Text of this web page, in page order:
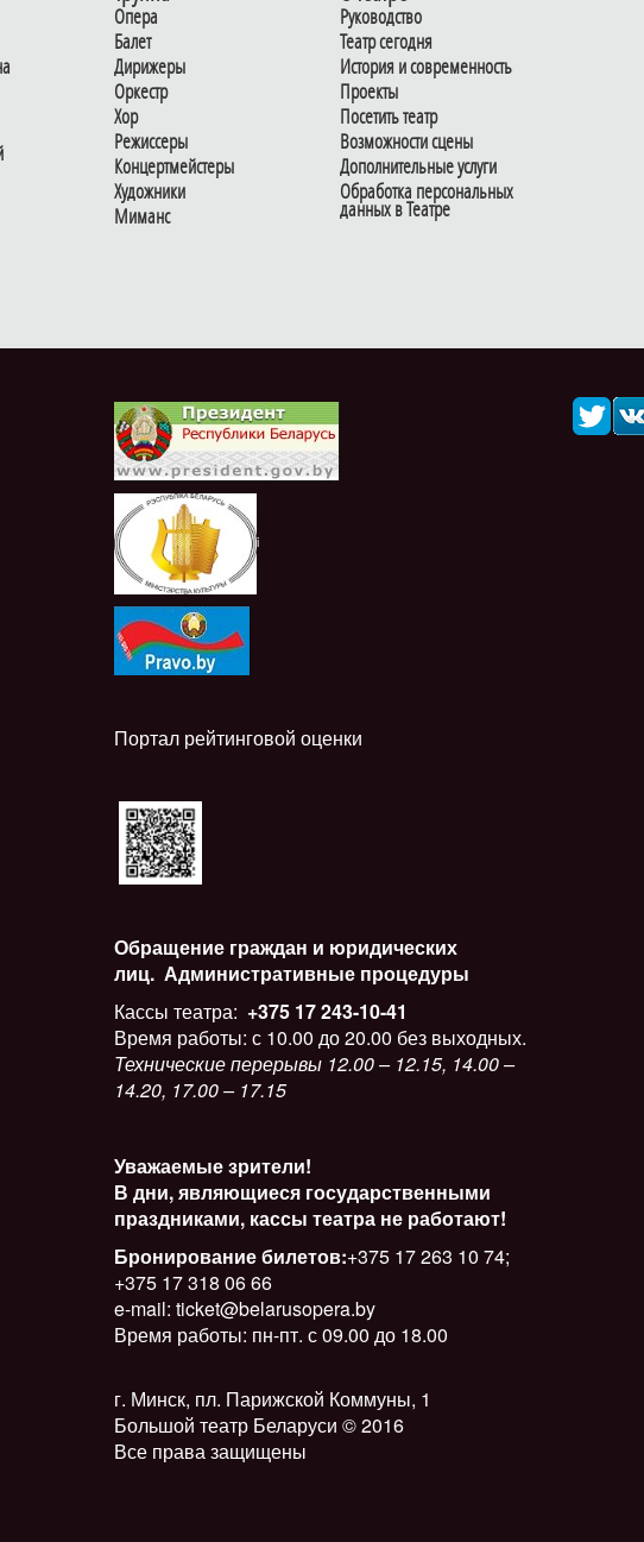
Опера
Балет
Дирижеры
Оркестр
Хор
Режиссеры
Концертмейстеры
Художники
Миманс
Руководство
Театр сегодня
История и современность
Проекты
Посетить театр
Возможности сцены
Дополнительные услуги
Обработка персональных
данных в Театре
i
Портал рейтинговой оценки
Обращение граждан и юридических
лиц. Административные процедуры
Кассы театра: +375 17 243-10-41
Время работы: с 10.00 до 20.00 без выходных.
Технические перерывы 12.00 – 12.15, 14.00 –
14.20, 17.00 – 17.15
Уважаемые зрители!
В дни, являющиеся государственными
праздниками, кассы театра не работают!
Бронирование билетов:+375 17 263 10 74;
+375 17 318 06 66
e-mail: ticket@belarusopera.by
Время работы: пн-пт. с 09.00 до 18.00
г. Минск, пл. Парижской Коммуны, 1
Большой театр Беларуси © 2016
Все права защищены